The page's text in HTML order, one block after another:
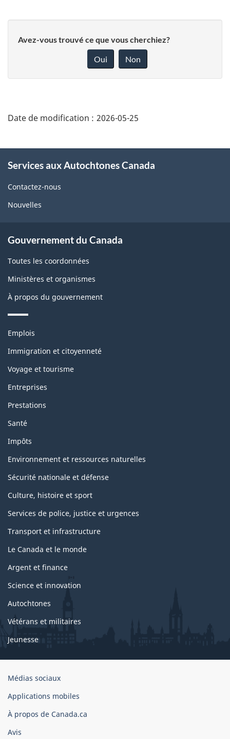
Avez-vous trouvé ce que vous cherchiez?
Oui Non
de
page"
Date de modification : 2026-05-25
propos
de
ce
Services aux Autochtones Canada
Contactez-nous
Nouvelles
Gouvernement du Canada
Toutes les coordonnées
Ministères et organismes
À propos du gouvernement
Thèmes
sujets
Emplois
Immigration et citoyenneté
Voyage et tourisme
Entreprises
Prestations
Santé
Impôts
Environnement et ressources naturelles
Sécurité nationale et défense
Culture, histoire et sport
Services de police, justice et urgences
Transport et infrastructure
Le Canada et le monde
Argent et finance
Science et innovation
Autochtones
Vétérans et militaires
Jeunesse
Organisation
gouvernement
du
Canada
Médias sociaux
Applications mobiles
À propos de Canada.ca
Avis